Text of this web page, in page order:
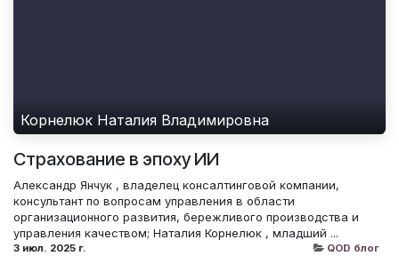
Корнелюк Наталия Владимировна
Страхование в эпоху ИИ
Александр Янчук , владелец консалтинговой компании,
консультант по вопросам управления в области
организационного развития, бережливого производства и
управления качеством; Наталия Корнелюк , младший ...
3 июл. 2025 г. QOD блог